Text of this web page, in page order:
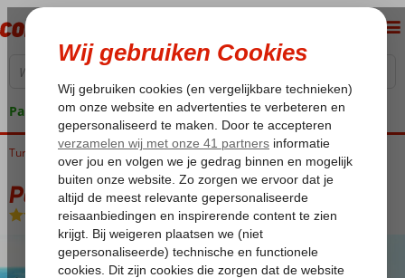
Pakketgarantie
Home
Turkije Egeische kust Fethiye Oludeniz Perdikia Beach
Perdikia Beach
Halfpension-Hotel